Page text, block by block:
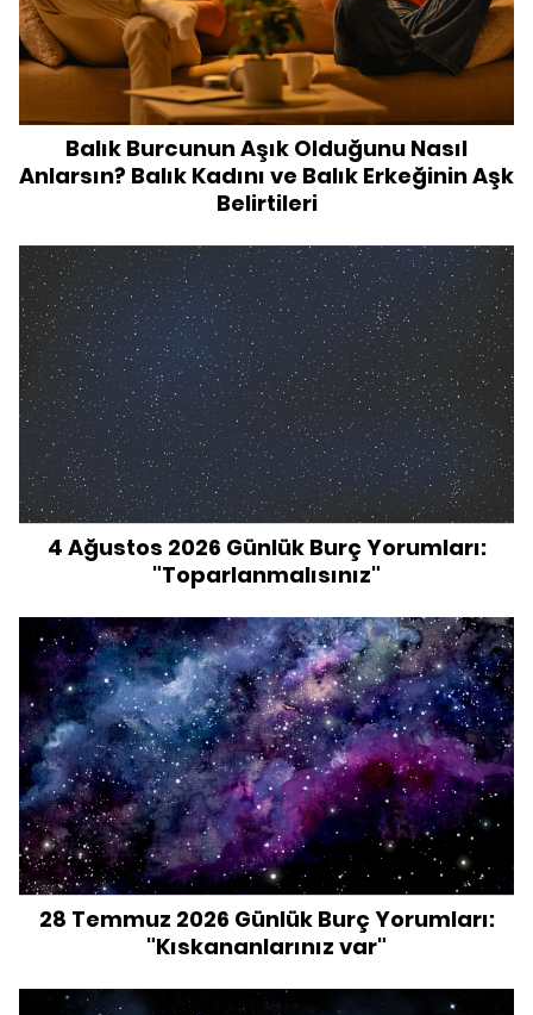
Balık Burcunun Aşık Olduğunu Nasıl
Anlarsın? Balık Kadını ve Balık Erkeğinin Aşk
Belirtileri
4 Ağustos 2026 Günlük Burç Yorumları:
"Toparlanmalısınız"
28 Temmuz 2026 Günlük Burç Yorumları:
"Kıskananlarınız var"